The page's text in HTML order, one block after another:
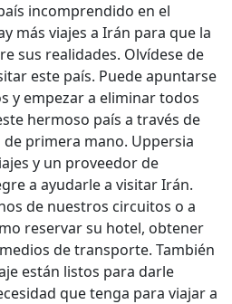
incomprendido en el
más viajes a Irán para que la
sus realidades. Olvídese de
este país. Puede apuntarse
y empezar a eliminar todos
hermoso país a través de
primera mano. Uppersia
y un proveedor de
a ayudarle a visitar Irán.
de nuestros circuitos o a
reservar su hotel, obtener
de transporte. También
están listos para darle
que tenga para viajar a